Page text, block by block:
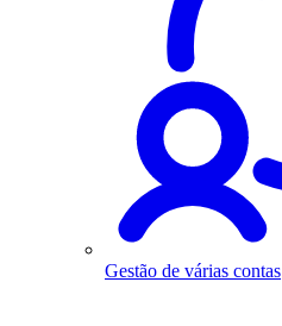
Gestão de várias contas